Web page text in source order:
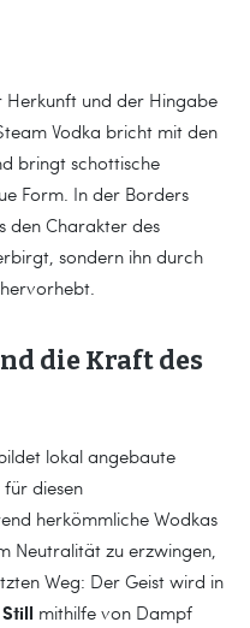
Herkunft und der Hingabe
Vodka bricht mit den
bringt schottische
Form. In der Borders
den Charakter des
sondern ihn durch
die Kraft des
lokal angebaute
diesen
herkömmliche Wodkas
Neutralität zu erzwingen,
Weg: Der Geist wird in
mithilfe von Dampf